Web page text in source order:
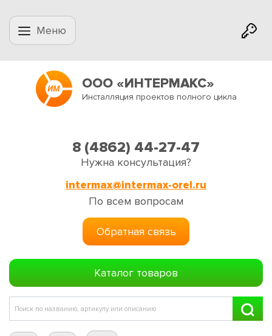
Меню
ООО «ИНТЕРМАКС»
Инсталляция проектов полного цикла
8 (4862) 44-27-47
Нужна консультация?
intermax@intermax-orel.ru
По всем вопросам
Обратная связь
Каталог товаров